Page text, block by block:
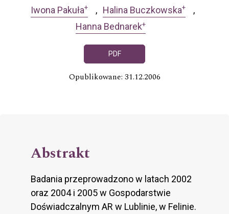
Iwona Pakuła+ Halina Buczkowska+
Hanna Bednarek+
PDF
Opublikowane: 31.12.2006
Abstrakt
Badania przeprowadzono w latach 2002
oraz 2004 i 2005 w Gospodarstwie
Doświadczalnym AR w Lublinie, w Felinie.